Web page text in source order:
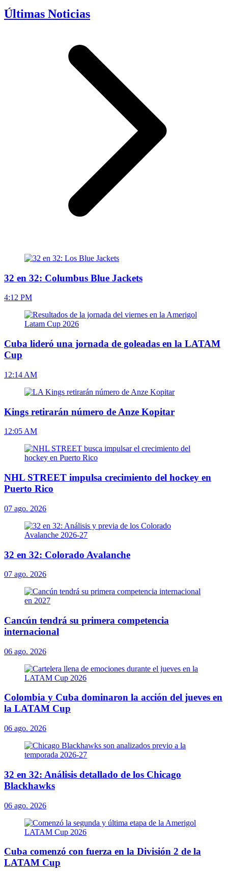
Últimas Noticias
32 en 32: Columbus Blue Jackets
4:12 PM
Cuba lideró una jornada de goleadas en la LATAM
Cup
12:14 AM
Kings retirarán número de Anze Kopitar
12:05 AM
NHL STREET impulsa crecimiento del hockey en
Puerto Rico
07 ago. 2026
32 en 32: Colorado Avalanche
07 ago. 2026
Cancún tendrá su primera competencia
internacional
06 ago. 2026
Colombia y Cuba dominaron la acción del jueves en
la LATAM Cup
06 ago. 2026
32 en 32: Análisis detallado de los Chicago
Blackhawks
06 ago. 2026
Cuba comenzó con fuerza en la División 2 de la
LATAM Cup